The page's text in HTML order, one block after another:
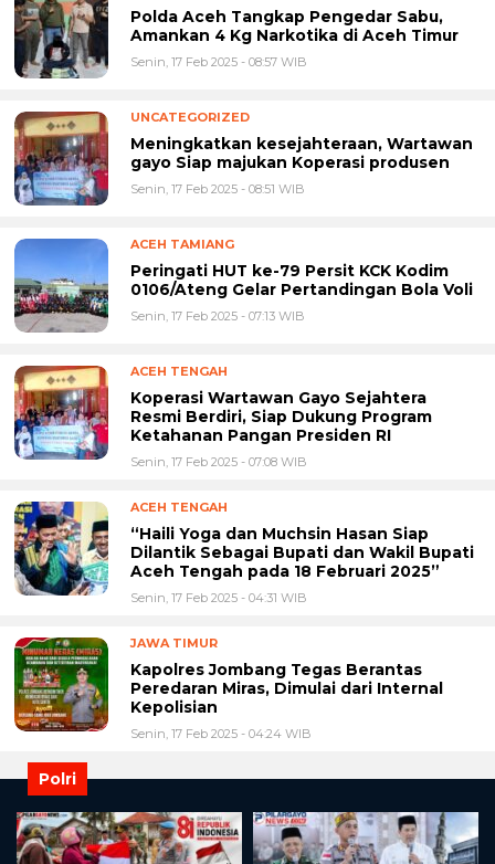
Polda Aceh Tangkap Pengedar Sabu,
Amankan 4 Kg Narkotika di Aceh Timur
Senin, 17 Feb 2025 - 08:57 WIB
UNCATEGORIZED
Meningkatkan kesejahteraan, Wartawan
gayo Siap majukan Koperasi produsen
Senin, 17 Feb 2025 - 08:51 WIB
ACEH TAMIANG
Peringati HUT ke-79 Persit KCK Kodim
0106/Ateng Gelar Pertandingan Bola Voli
Senin, 17 Feb 2025 - 07:13 WIB
ACEH TENGAH
Koperasi Wartawan Gayo Sejahtera
Resmi Berdiri, Siap Dukung Program
Ketahanan Pangan Presiden RI
Senin, 17 Feb 2025 - 07:08 WIB
ACEH TENGAH
“Haili Yoga dan Muchsin Hasan Siap
Dilantik Sebagai Bupati dan Wakil Bupati
Aceh Tengah pada 18 Februari 2025”
Senin, 17 Feb 2025 - 04:31 WIB
JAWA TIMUR
Kapolres Jombang Tegas Berantas
Peredaran Miras, Dimulai dari Internal
Kepolisian
Senin, 17 Feb 2025 - 04:24 WIB
Polri